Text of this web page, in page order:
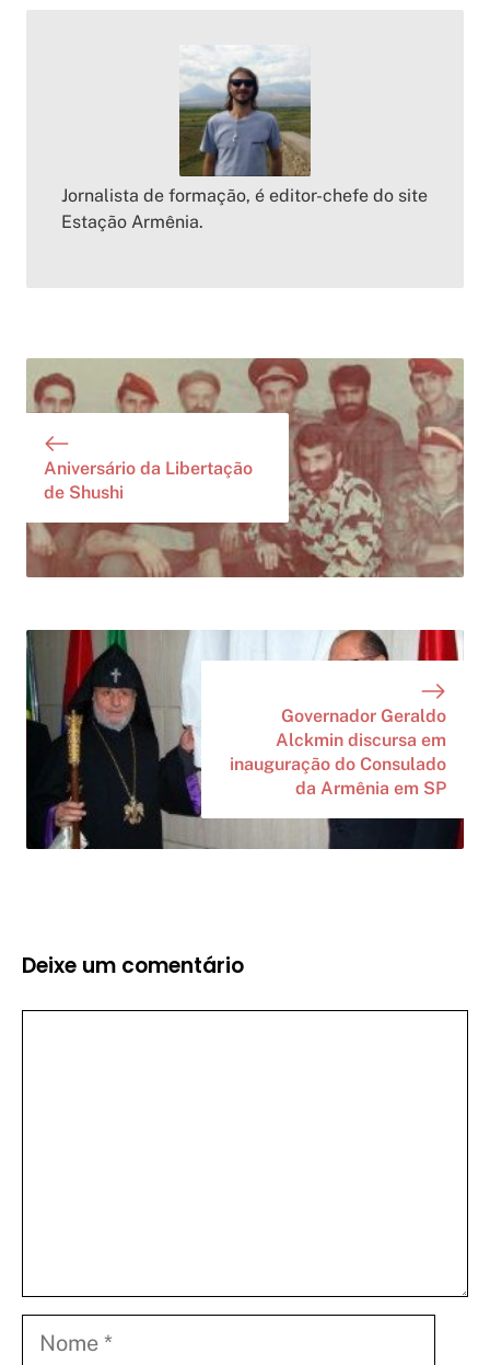
Jornalista de formação, é editor-chefe do site
Estação Armênia.
Aniversário da Libertação
de Shushi
Governador Geraldo
Alckmin discursa em
inauguração do Consulado
da Armênia em SP
Deixe um comentário